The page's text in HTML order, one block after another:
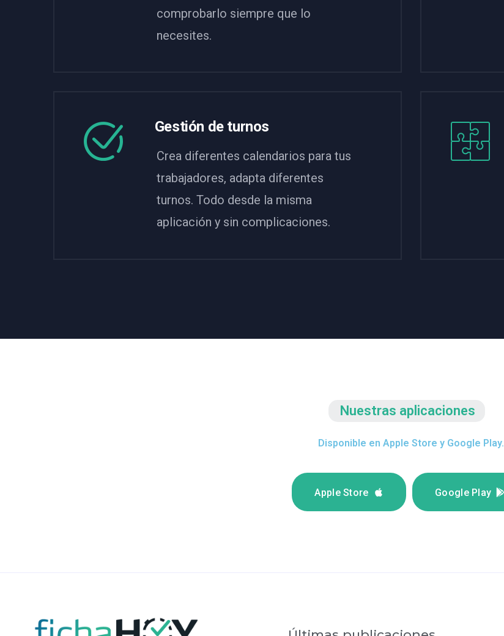
comprobarlo siempre que lo
necesites.
Gestión de turnos
Crea diferentes calendarios para tus
trabajadores, adapta diferentes
turnos. Todo desde la misma
aplicación y sin complicaciones.
Nuestras aplicaciones
Disponible en Apple Store y Google Play.
Apple Store Google Play